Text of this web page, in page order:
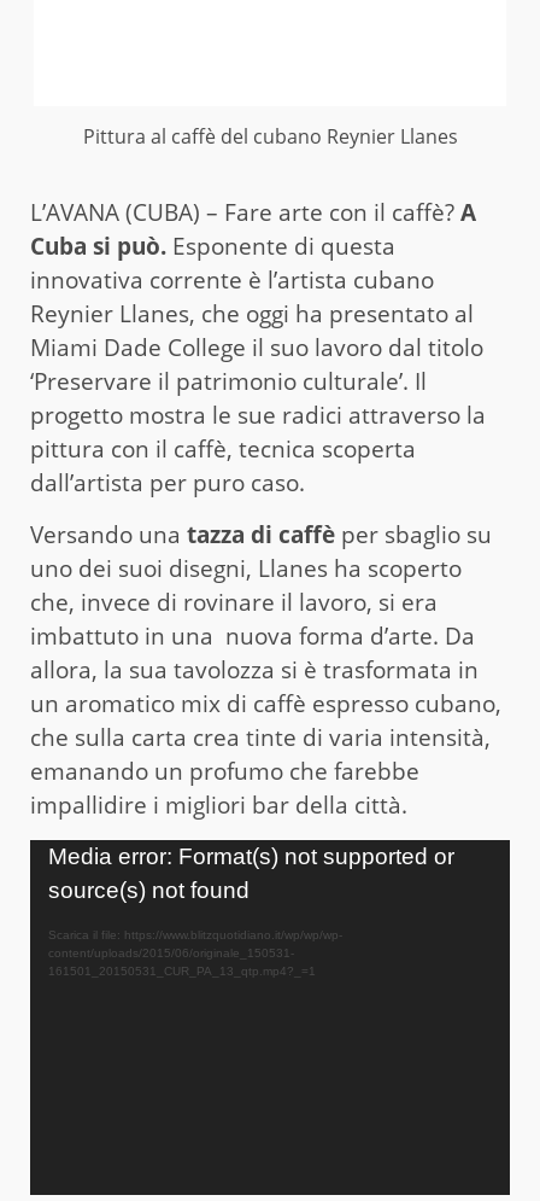
Pittura al caffè del cubano Reynier Llanes
L’AVANA (CUBA) – Fare arte con il caffè?A
Cuba si può. Esponente di questa
innovativa corrente è l’artista cubano
Reynier Llanes, che oggi ha presentato al
Miami Dade College il suo lavoro dal titolo
‘Preservare il patrimonio culturale’. Il
progetto mostra le sue radici attraverso la
pittura con il caffè, tecnica scoperta
dall’artista per puro caso.
Versando una tazza di caffè per sbaglio su
uno dei suoi disegni, Llanes ha scoperto
che, invece di rovinare il lavoro, si era
imbattuto in una nuova forma d’arte. Da
allora, la sua tavolozza si è trasformata in
un aromatico mix di caffè espresso cubano,
che sulla carta crea tinte di varia intensità,
emanando un profumo che farebbe
impallidire i migliori bar della città.
Video
Player
Media error: Format(s) not supported or
source(s) not found
Scarica il file: https://www.blitzquotidiano.it/wp/wp/wp-
content/uploads/2015/06/originale_150531-
161501_20150531_CUR_PA_13_qtp.mp4?_=1